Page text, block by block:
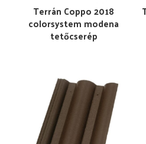
Terrán Coppo 2018
colorsystem modena
tetőcserép